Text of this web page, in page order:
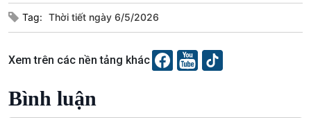
Góc nhìn VOV1
Tag: Thời tiết ngày 6/5/2026
Xem trên các nền tảng khác
Bình luận